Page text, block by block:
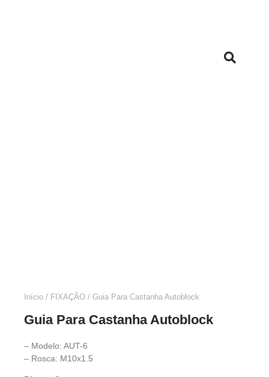
Início / FIXAÇÃO / Guia Para Castanha Autoblock
Guia Para Castanha Autoblock
– Modelo: AUT-6
– Rosca: M10x1.5